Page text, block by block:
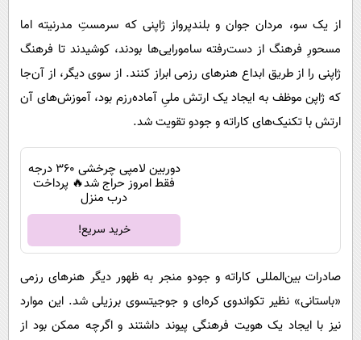
از یک سو، مردان جوان و بلندپرواز ژاپنی که سرمستِ مدرنیته اما
مسحورِ فرهنگ از دست‌رفته سامورایی‌ها بودند، کوشیدند تا فرهنگ
ژاپنی را از طریق ابداع هنرهای رزمی ابراز کنند. از سوی دیگر، از آن‌جا
که ژاپن موظف به ایجاد یک ارتش ملیِ آماده‌رزم بود، آموزش‌های آن
ارتش با تکنیک‌های کاراته و جودو تقویت شد.
دوربین لامپی چرخشی 360 درجه
فقط امروز حراج شد🔥 پرداخت
درب منزل
خرید سریع!
صادرات بین‌المللی کاراته و جودو منجر به ظهور دیگر هنرهای رزمی
«باستانی» نظیر تکواندوی کره‌ای و جوجیتسوی برزیلی شد. این موارد
نیز با ایجاد یک هویت فرهنگی پیوند داشتند و اگرچه ممکن بود از